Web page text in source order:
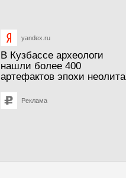
yandex.ru
В Кузбассе археологи
нашли более 400
артефактов эпохи неолита
Реклама